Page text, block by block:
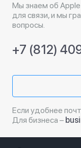
Мы знаем об Apple
для связи, и мы
вопросы.
+7 (812)
Если удобнее
Для бизнеса –